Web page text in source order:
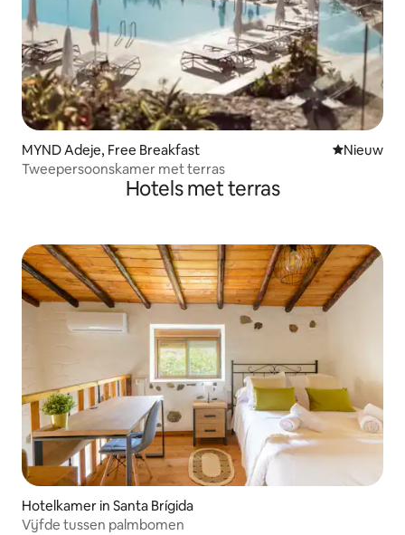
MYND Adeje, Free Breakfast Nieuwe
Nieuw
Tweepersoonskamer met terras
Hotels met terras
Hotelkamer in Santa Brígida
Vijfde tussen palmbomen